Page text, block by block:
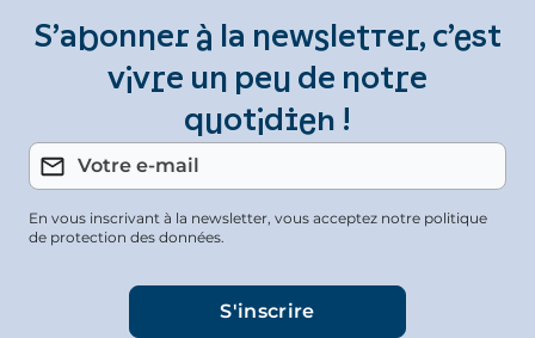
S’abonner à la newsletter, c’est
vivre un peu de notre
quotidien !
En vous inscrivant à la newsletter, vous acceptez notre politique
de protection des données.